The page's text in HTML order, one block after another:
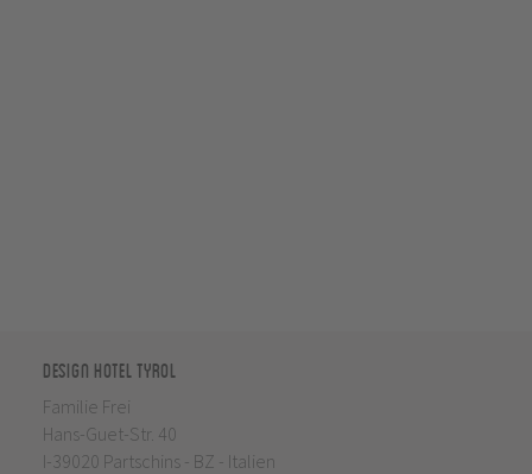
Design Hotel Tyrol
Familie Frei
Hans-Guet-Str. 40
I-39020 Partschins - BZ - Italien